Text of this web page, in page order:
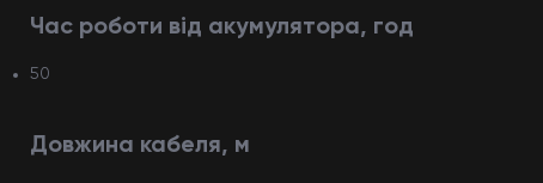
Час роботи від акумулятора, год
50
Довжина кабеля, м